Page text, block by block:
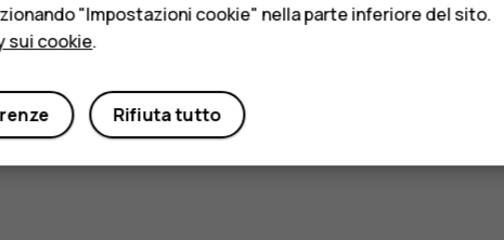
"Impostazioni cookie" nella parte inferiore del sito.
sui cookie.
Rifiuta tutto